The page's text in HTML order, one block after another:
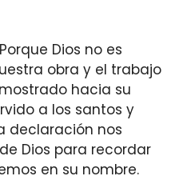
Dios no es
obra y el trabajo
hacia su
a los santos y
declaración nos
Dios para recordar
en su nombre.